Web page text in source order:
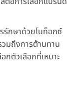
รักษาด้วยโบท็อกซ์
มถึงการต้านทาน
กตัวเลือกที่เหมาะ